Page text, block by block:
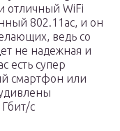
отличный WiFi
802.11ac, и он
ведь со
не надежная и
есть супер
смартфон или
с